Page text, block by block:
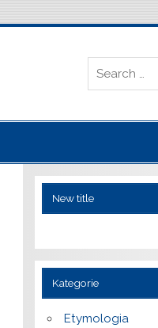
New title
Kategorie
Etymologia